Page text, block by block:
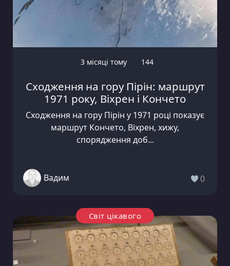
3 місяці тому 144
Сходження на гору Пірін: маршрут
1971 року, Віхрен і Кончето
Сходження на гору Пірін у 1971 році показує
маршрут Кончето, Віхрен, хижу,
спорядження доб...
Вадим 0
Світ цікавого